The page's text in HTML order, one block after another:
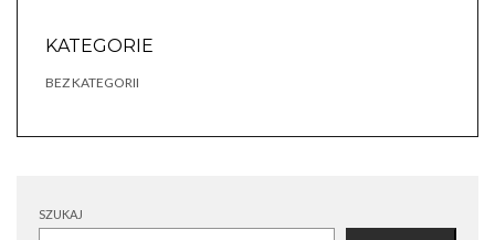
KATEGORIE
BEZ KATEGORII
SZUKAJ